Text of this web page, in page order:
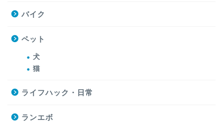
バイク
ペット
犬
猫
ライフハック・日常
ランエボ